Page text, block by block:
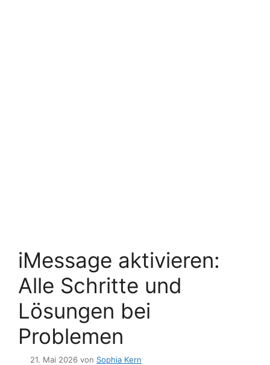
iMessage aktivieren:
Alle Schritte und
Lösungen bei
Problemen
21. Mai 2026 von Sophia Kern